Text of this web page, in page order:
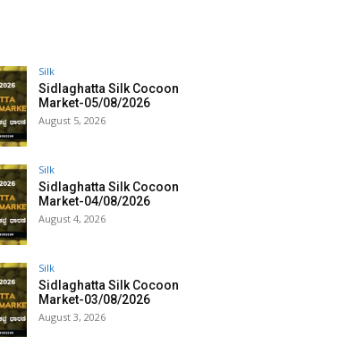
Silk
Sidlaghatta Silk Cocoon
Market-05/08/2026
August 5, 2026
Silk
Sidlaghatta Silk Cocoon
Market-04/08/2026
August 4, 2026
Silk
Sidlaghatta Silk Cocoon
Market-03/08/2026
August 3, 2026